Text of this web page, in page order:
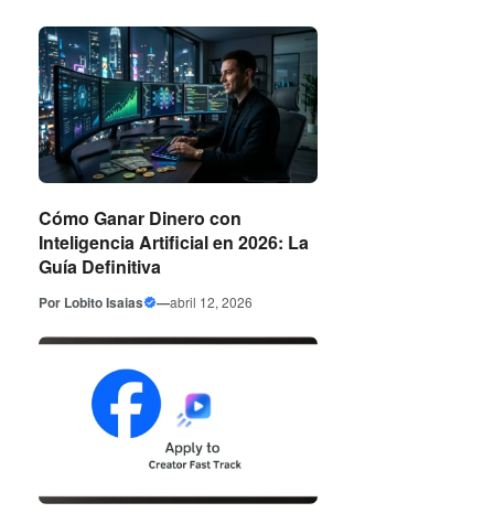
Cómo Ganar Dinero con
Inteligencia Artificial en 2026: La
Guía Definitiva
Por Lobito Isaias —abril 12, 2026